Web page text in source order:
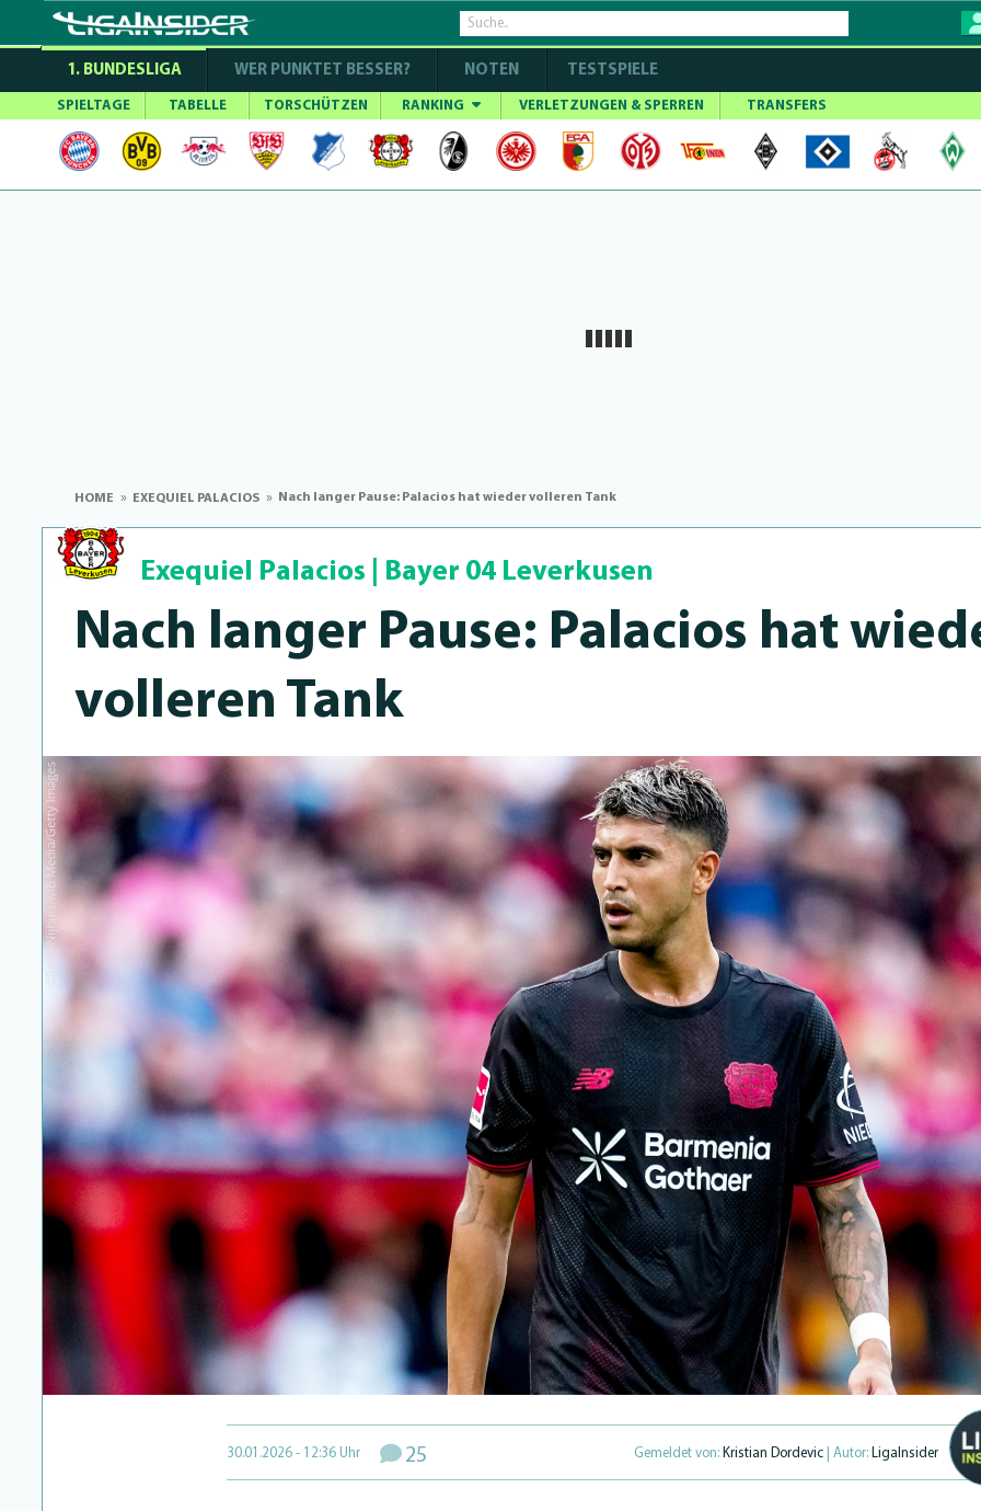
1. BUNDESLIGA WER PUNKTET BESSER? NOTEN TESTSPIELE
SPIELTAGE TABELLE TORSCHÜTZEN RANKING VERLETZUNGEN & SPERREN TRANSFERS
HOME EXEQUIEL PALACIOS Nach langer Pause: Palacios hat wieder volleren Tank
Exequiel Palacios Bayer 04 Leverkusen
Nach langer Pause: Palacios hat
volleren Tank
30.01.2026 - 12:36 Uhr 25 Gemeldet von: Kristian Dordevic | Autor: LigaInsider